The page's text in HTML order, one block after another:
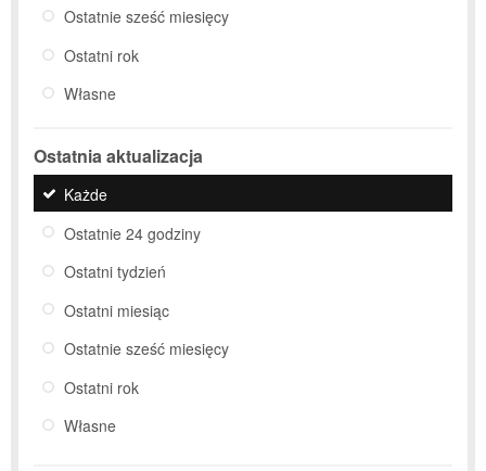
Ostatnie sześć miesięcy
Ostatni rok
Własne
Ostatnia aktualizacja
Każde
Ostatnie 24 godziny
Ostatni tydzień
Ostatni miesiąc
Ostatnie sześć miesięcy
Ostatni rok
Własne